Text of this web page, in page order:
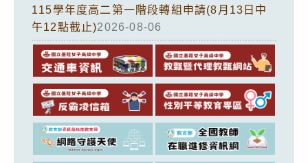
115學年度高二第一階段轉組申請(8月13日中
午12點截止)2026-08-06